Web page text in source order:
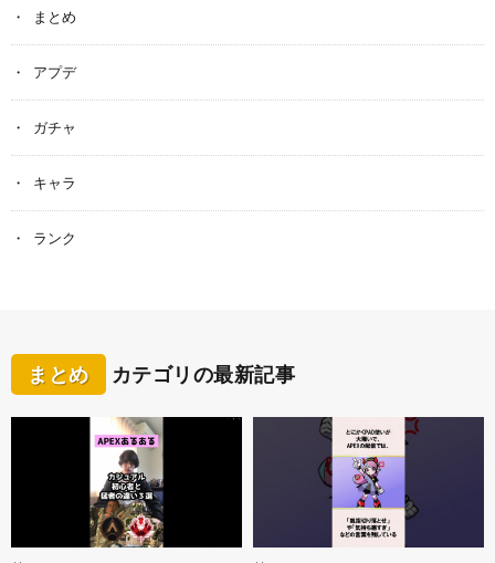
まとめ
アプデ
ガチャ
キャラ
ランク
まとめ カテゴリの最新記事